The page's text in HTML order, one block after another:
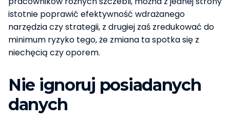
istotnie poprawić efektywność wdrażanego
narzędzia czy strategii, z drugiej zaś zredukować do
minimum ryzyko tego, że zmiana ta spotka się z
niechęcią czy oporem.
Nie ignoruj posiadanych
danych